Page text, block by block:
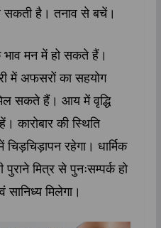
सकती है। तनाव से बचें।
मन में हो सकते हैं।
में अफसरों का सहयोग
सकते हैं। आय में वृद्धि
कारोबार की स्थिति
रहेगा। धार्मिक
पुराने मित्र से पुनःसम्पर्क हो
म‍िलेगा।